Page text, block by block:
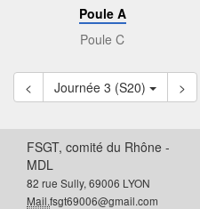
Poule A
Poule C
< Journée 3 (S20) >
FSGT, comité du Rhône -
MDL
82 rue Sully, 69006 LYON
Mail.fsgt69006@gmail.com